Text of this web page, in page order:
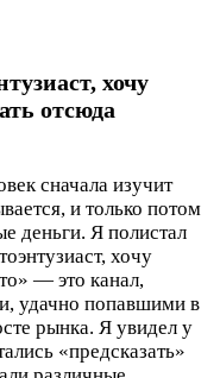
хочу
отсюда
сначала изучит
и только потом
деньги. Я полистал
хочу
— это канал,
удачно попавшими в
рынка. Я увидел у
«предсказать»